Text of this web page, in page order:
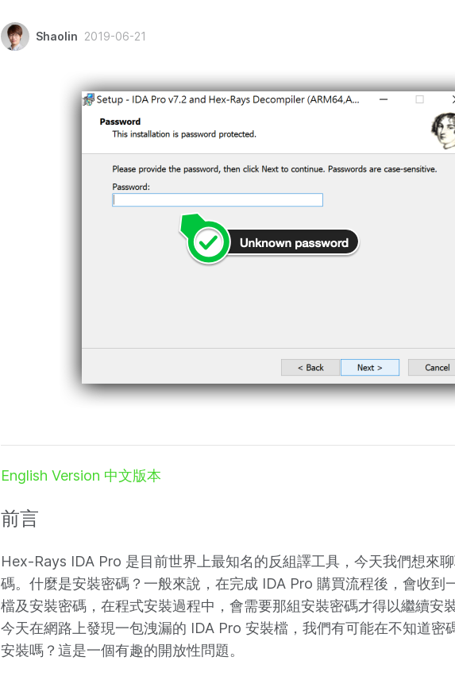
Shaolin 2019-06-21
English Version 中文版本
前言
Hex-Rays IDA Pro 是目前世界上最知名的反組譯工具，今天我們想來
碼。什麼是安裝密碼？一般來說，在完成 IDA Pro 購買流程後，會收到
檔及安裝密碼，在程式安裝過程中，會需要那組安裝密碼才得以繼續安
今天在網路上發現一包洩漏的 IDA Pro 安裝檔，我們有可能在不知道密
安裝嗎？這是一個有趣的開放性問題。